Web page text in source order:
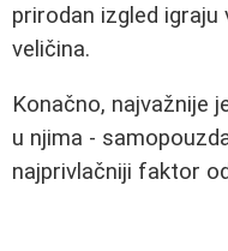
prirodan izgled igraju
veličina.
Konačno, najvažnije
u njima -
najprivlačniji faktor